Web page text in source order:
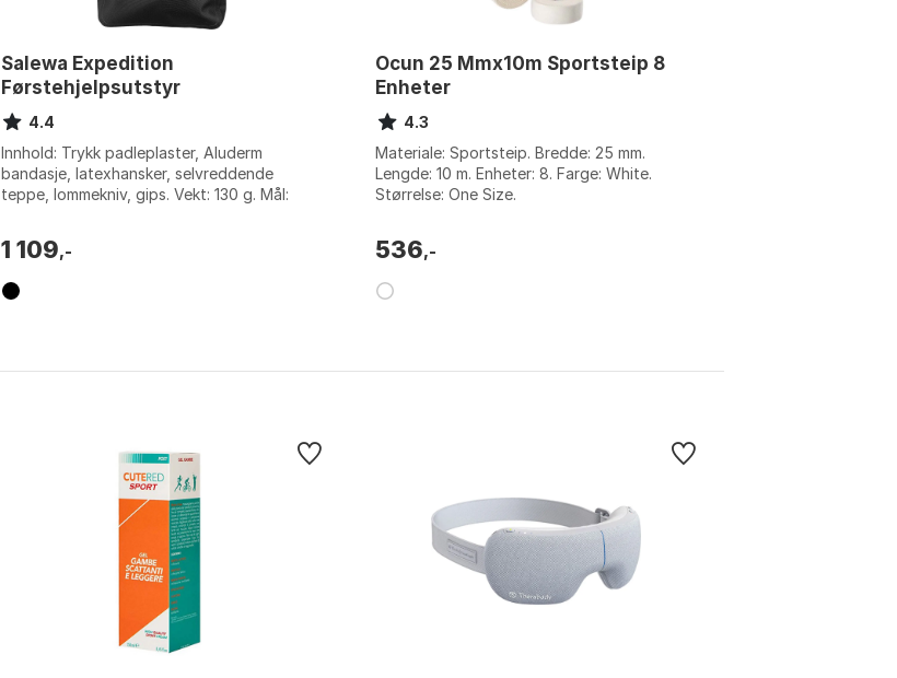
Salewa Expedition
Førstehjelpsutstyr
4.4
Innhold: Trykk padleplaster, Aluderm
bandasje, latexhansker, selvreddende
teppe, lommekniv, gips. Vekt: 130 g. Mål:
1 109,-
Ocun 25 Mmx10m Sportsteip 8
Enheter
4.3
Materiale: Sportsteip. Bredde: 25 mm.
Lengde: 10 m. Enheter: 8. Farge: White.
Størrelse: One Size.
536,-